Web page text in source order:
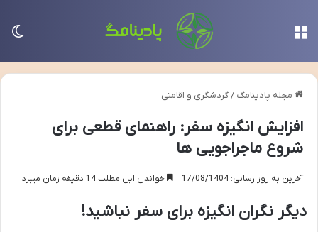
مجله پادینامگ /گردشگری و اقامتی
افزایش انگیزه سفر: راهنمای قطعی برای
شروع ماجراجویی ها
آخرین به روز رسانی: 17/08/1404 خواندن این مطلب 14 دقیقه زمان میبرد
دیگر نگران انگیزه برای سفر نباشید!